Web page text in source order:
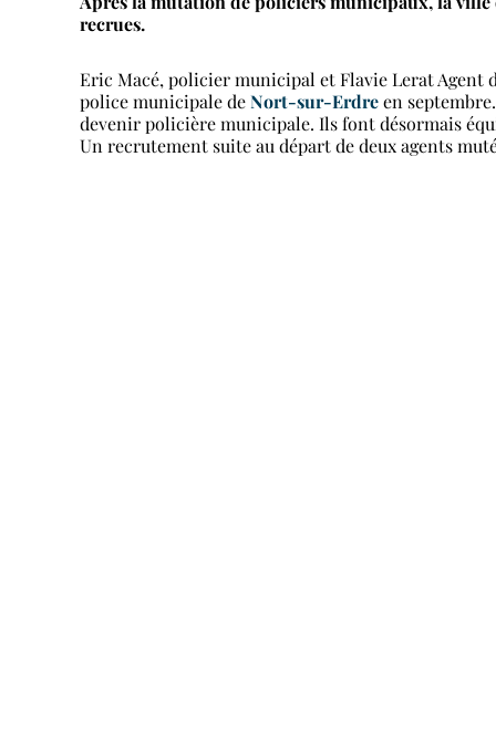
recrues.
Eric Macé, policier municipal et Flavie Lerat Agent
police municipale deNort-sur-Erdreen
devenir policière municipale. Ils font désormais
Un recrutement suite au départ de deux agents